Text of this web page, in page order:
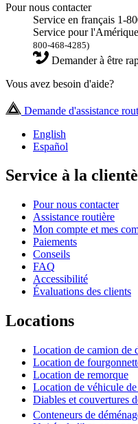
Pour nous contacter
Service en français 1-
Service pour
800-468-4285)
Demander à être
Vous avez besoin d'aide?
Demande d'assistance
English
Español
Service à la
Pour nous contacter
Assistance routière
Mon compte et mes
Paiements
Conseils
FAQ
Accessibilité
Évaluations des clients
Locations
Location de camion de
Location de
Location de remorque
Location de véhicule
Diables et couvertures
Conteneurs de